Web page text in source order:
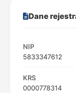
Dane
NIP
5833347612
KRS
0000778314